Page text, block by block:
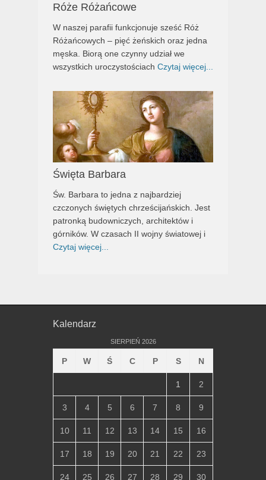
Róże Różańcowe
W naszej parafii funkcjonuje sześć Róż
Różańcowych – pięć żeńskich oraz jedna
męska. Biorą one czynny udział we
wszystkich uroczystościach Czytaj więcej...
Święta Barbara
Św. Barbara to jedna z najbardziej
czczonych świętych chrześcijańskich. Jest
patronką budowniczych, architektów i
górników. W czasach II wojny światowej i
Czytaj więcej...
Kalendarz
SIERPIEŃ 2026
P W Ś C P S N
1 2
3 4 5 6 7 8 9
10 11 12 13 14 15 16
17 18 19 20 21 22 23
24 25 26 27 28 29 30